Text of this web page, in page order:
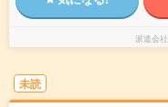
派遣会社
未読